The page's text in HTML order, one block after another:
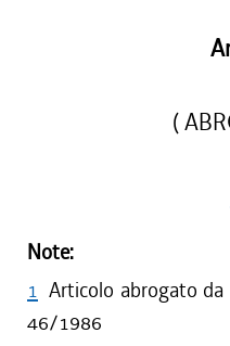
(
Note:
1 Articolo abrogato da
46/1986